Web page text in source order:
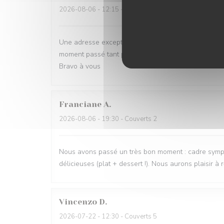
2026-08-06 - 12:15 - Couverts 4
Une adresse exceptionnelle, ou l on respecte le
moment passé tant pas la vue sur la mer que par
Bravo à vous
Franciane A
2026-08-06 - 19:30 - Couverts 2
Nous avons passé un très bon moment : cadre
délicieuses (plat + dessert !). Nous aurons plaisir à
Vincenzo D
2026-07-22 - 12:30 - Couverts 5